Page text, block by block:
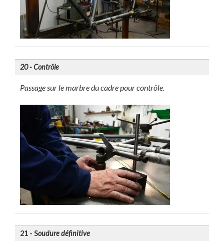
20 - Contrôle
Passage sur le marbre du cadre pour contrôle.
21 - Soudure définitive